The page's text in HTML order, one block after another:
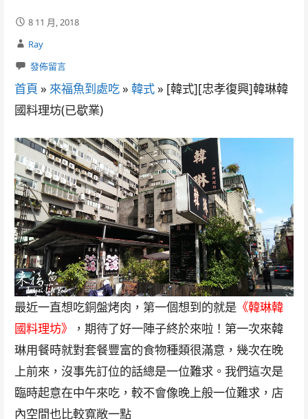
8 11 月, 2018
Ray
發佈留言
首頁 » 來福魚到處吃» 韓式» [韓式][忠孝復興]韓琳韓
國料理坊(已歇業)
最近一直想吃銅盤烤肉，第一個想到的就是《韓琳韓
國料理坊》
，期待了好一陣子終於來啦！第一次來韓
琳用餐時就對套餐豐富的食物種類很滿意，幾次在晚
上前來，沒事先訂位的話總是一位難求。我們這次是
臨時起意在中午來吃，較不會像晚上般一位難求，店
內空間也比較寬敞一點